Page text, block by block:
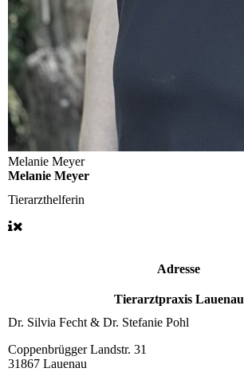
Melanie Meyer
Melanie Meyer
Tierarzthelferin
Adresse
Tierarztpraxis Lauenau
Dr. Silvia Fecht & Dr. Stefanie Pohl
Coppenbrügger Landstr. 31
31867 Lauenau